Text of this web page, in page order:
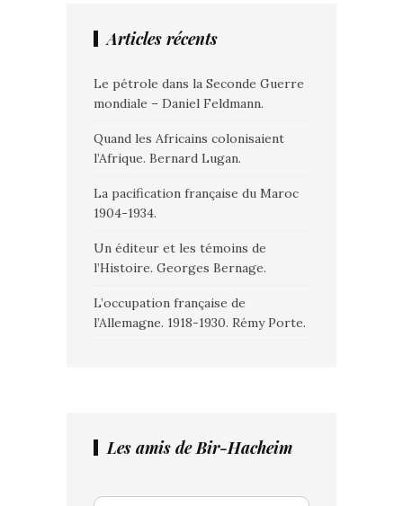
Articles récents
Le pétrole dans la Seconde Guerre
mondiale – Daniel Feldmann.
Quand les Africains colonisaient
l’Afrique. Bernard Lugan.
La pacification française du Maroc
1904-1934.
Un éditeur et les témoins de
l’Histoire. Georges Bernage.
L’occupation française de
l’Allemagne. 1918-1930. Rémy Porte.
Les amis de Bir-Hacheim